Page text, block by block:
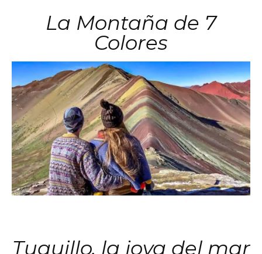
La Montaña de 7
Colores
Tuquillo, la joya del mar